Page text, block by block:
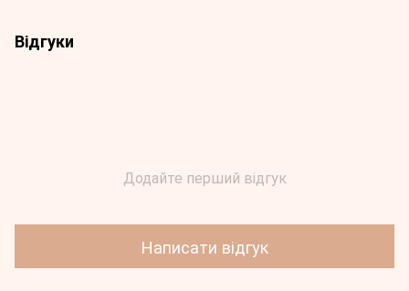
Відгуки
Додайте перший відгук
Написати відгук